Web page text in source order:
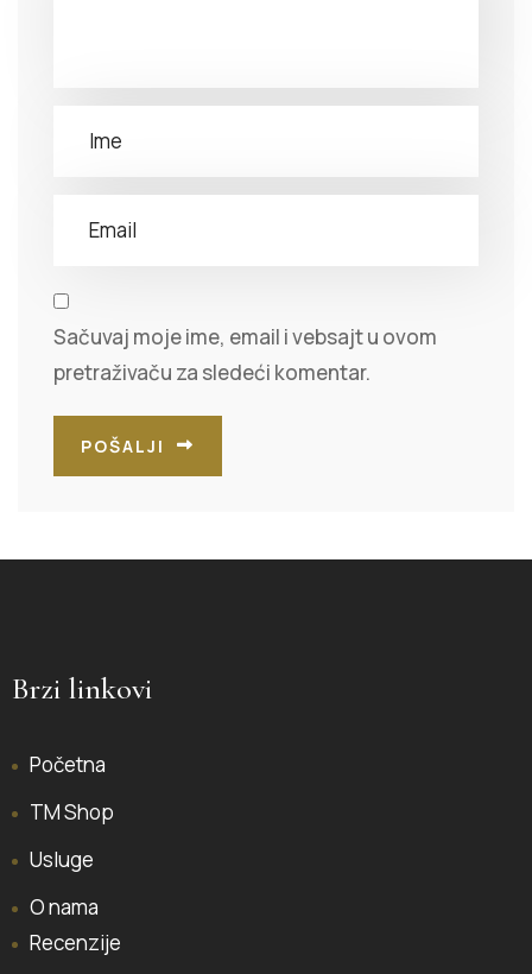
Sačuvaj moje ime, email i vebsajt u ovom
pretraživaču za sledeći komentar.
POŠALJI
Brzi linkovi
Početna
TM Shop
Usluge
O nama
Recenzije